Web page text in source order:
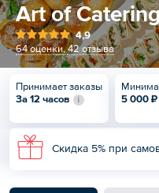
Art of
4,9
64 оценки,42 отзыва
Принимает заказы
За 12 часов
5 000 ₽
Скидка 5% при